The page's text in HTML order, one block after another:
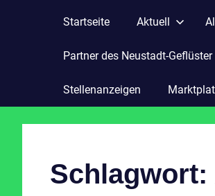
Startseite Aktuell
Partner des Neustadt-Geflüster
Stellenanzeigen
Schlagwort: